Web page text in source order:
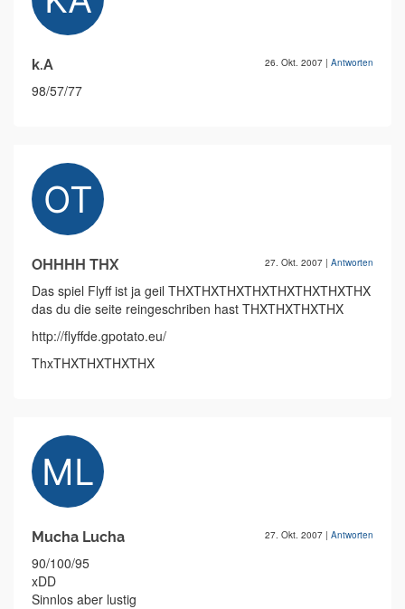
k.A 26. Okt. 2007 | Antworten
98/57/77
OHHHH THX 27. Okt. 2007 | Antworten
Das spiel Flyff ist ja geil THXTHXTHXTHXTHXTHXTHXTHX
das du die seite reingeschriben hast THXTHXTHXTHX
http://flyffde.gpotato.eu/
ThxTHXTHXTHXTHX
Mucha Lucha 27. Okt. 2007 | Antworten
90/100/95
xDD
Sinnlos aber lustig